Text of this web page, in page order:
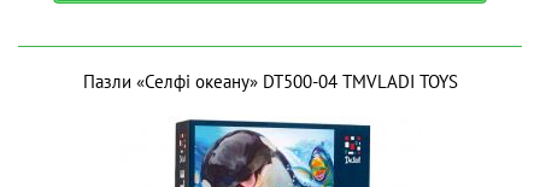
Пазли «Селфі океану» DT500-04 ТМVLADI TOYS